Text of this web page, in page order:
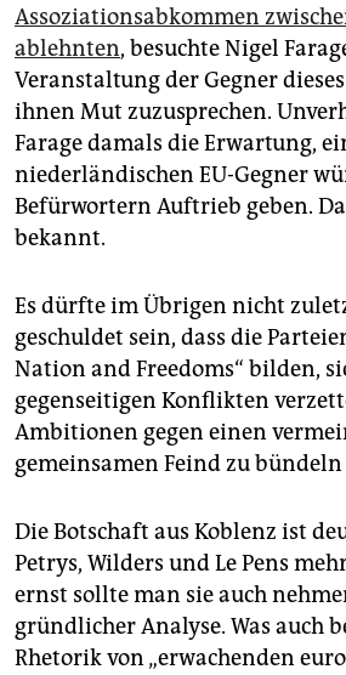
Assoziationsabkommen
ablehnten, besuchte Nigel
Veranstaltung der Gegner
ihnen Mut zuzusprechen.
Farage damals die Erwartung,
niederländischen EU-Gegner
Befürwortern Auftrieb geben.
bekannt.
Es dürfte im Übrigen nicht
geschuldet sein, dass die
Nation and Freedoms“ bilden,
gegenseitigen Konflikten
Ambitionen gegen einen
gemeinsamen Feind zu
Die Botschaft aus Koblenz ist
Petrys, Wilders und Le Pens
ernst sollte man sie auch
gründlicher Analyse. Was auch
Rhetorik von „erwachenden